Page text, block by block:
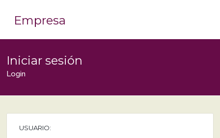
Empresa
Iniciar sesión
Login
USUARIO: